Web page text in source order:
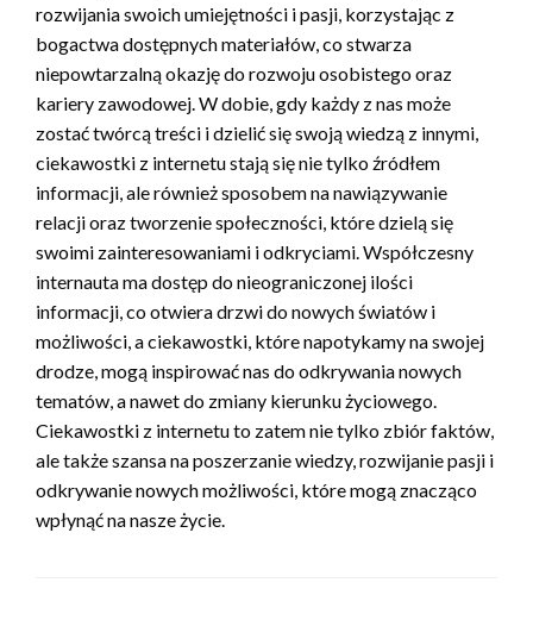
rozwijania swoich umiejętności i pasji, korzystając z
bogactwa dostępnych materiałów, co stwarza
niepowtarzalną okazję do rozwoju osobistego oraz
kariery zawodowej. W dobie, gdy każdy z nas może
zostać twórcą treści i dzielić się swoją wiedzą z innymi,
ciekawostki z internetu stają się nie tylko źródłem
informacji, ale również sposobem na nawiązywanie
relacji oraz tworzenie społeczności, które dzielą się
swoimi zainteresowaniami i odkryciami. Współczesny
internauta ma dostęp do nieograniczonej ilości
informacji, co otwiera drzwi do nowych światów i
możliwości, a ciekawostki, które napotykamy na swojej
drodze, mogą inspirować nas do odkrywania nowych
tematów, a nawet do zmiany kierunku życiowego.
Ciekawostki z internetu to zatem nie tylko zbiór faktów,
ale także szansa na poszerzanie wiedzy, rozwijanie pasji i
odkrywanie nowych możliwości, które mogą znacząco
wpłynąć na nasze życie.